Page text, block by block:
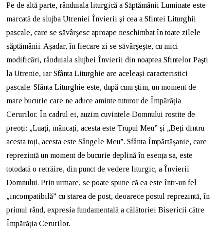
Pe de altă parte, rânduiala liturgică a Săptămânii Luminate este
marcată de slujba Utreniei Învierii şi cea a Sfintei Liturghii
pascale, care se săvârşesc aproape neschimbat în toate zilele
săptămânii. Aşadar, în fiecare zi se săvârşeşte, cu mici
modificări, rânduiala slujbei Învierii din noaptea Sfintelor Paşti
la Utrenie, iar Sfânta Liturghie are aceleași caracteristici
pascale. Sfânta Liturghie este, după cum știm, un moment de
mare bucurie care ne aduce aminte tuturor de Împărăția
Cerurilor. În cadrul ei, auzim cuvintele Domnului rostite de
preoți: „Luați, mâncați, acesta este Trupul Meu” și „Beți dintru
acesta toți, acesta este Sângele Meu”. Sfânta Împărtășanie, care
reprezintă un moment de bucurie deplină în esența sa, este
totodată o retrăire, din punct de vedere liturgic, a Învierii
Domnului. Prin urmare, se poate spune că ea este într-un fel
„incompatibilă” cu starea de post, deoarece postul reprezintă, în
primul rând, expresia fundamentală a călătoriei Bisericii către
Împărăția Cerurilor.